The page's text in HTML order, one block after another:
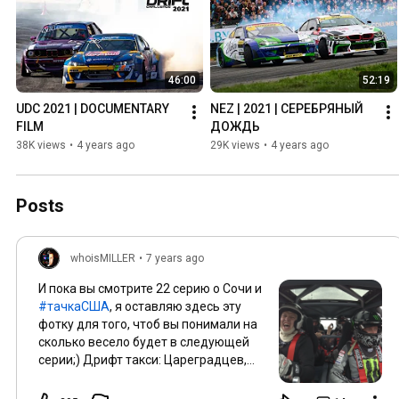
46:00
UDC 2021 | DOCUMENTARY
FILM
38K views • 4 years ago
52:19
NEZ | 2021 | СЕРЕБРЯНЫЙ
ДОЖДЬ
29K views • 4 years ago
Posts
whoisMILLER • 7 years ago
И пока вы смотрите 22 серию о Сочи и
#тачкаСША, я оставляю здесь эту
фотку для того, чтоб вы понимали на
сколько весело будет в следующей
серии;) Дрифт такси: Цареградцев,
чисто тестирую публикацию